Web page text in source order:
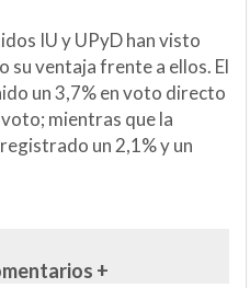
IU y UPyD han visto
su ventaja frente a ellos. El
un 3,7% en voto directo
mientras que la
un 2,1% y un
+